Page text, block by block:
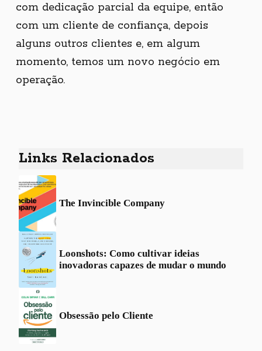
com dedicação parcial da equipe, então
com um cliente de confiança, depois
alguns outros clientes e, em algum
momento, temos um novo negócio em
operação.
Links Relacionados
The Invincible Company
Loonshots: Como cultivar ideias
inovadoras capazes de mudar o mundo
Obsessão pelo Cliente